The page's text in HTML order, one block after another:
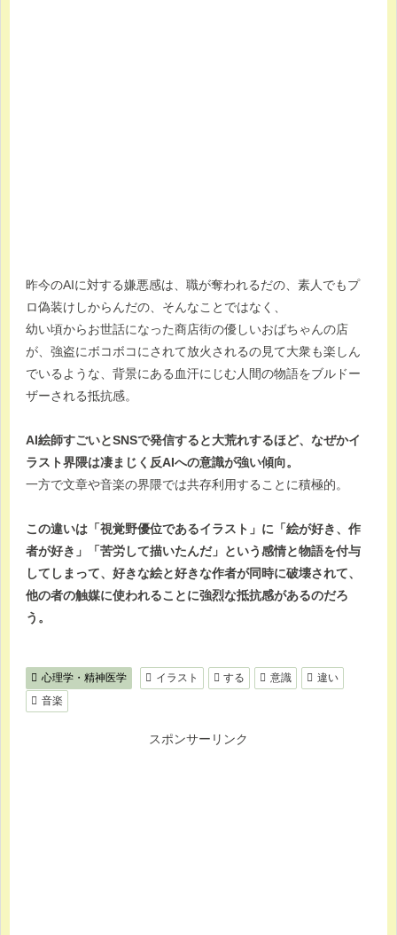
昨今のAIに対する嫌悪感は、職が奪われるだの、素人でもプ
ロ偽装けしからんだの、そんなことではなく、
幼い頃からお世話になった商店街の優しいおばちゃんの店
が、強盗にボコボコにされて放火されるの見て大衆も楽しん
でいるような、背景にある血汗にじむ人間の物語をブルドー
ザーされる抵抗感。
AI絵師すごいとSNSで発信すると大荒れするほど、なぜかイ
ラスト界隈は凄まじく反AIへの意識が強い傾向。
一方で文章や音楽の界隈では共存利用することに積極的。
この違いは「視覚野優位であるイラスト」に「絵が好き、作
者が好き」「苦労して描いたんだ」という感情と物語を付与
してしまって、好きな絵と好きな作者が同時に破壊されて、
他の者の触媒に使われることに強烈な抵抗感があるのだろ
う。
心理学・精神医学 イラスト する 意識
違い
音楽
スポンサーリンク